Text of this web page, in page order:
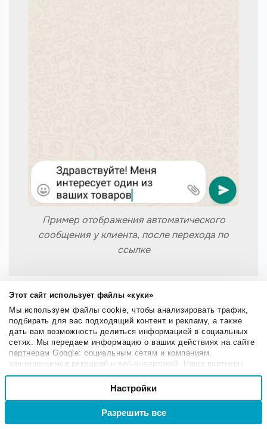
Этот сайт использует файлы «куки»
Мы используем файлы cookie, чтобы анализировать трафик,
подбирать для вас подходящий контент и рекламу, а также
дать вам возможность делиться информацией в социальных
сетях. Мы передаем информацию о ваших действиях на сайте
партнерам Google: социальным сетям и компаниям,
занимающимся рекламой и веб-аналитикой. Наши партнеры
могут комбинировать эти сведения с предоставленной вами
информацией, а также данными, которые они получили при
использовании вами их сервисов.
Выбор
Настроечные
Настройки
Разрешить все
Пример отображения автоматического
сообщения у клиента, после перехода по
ссылке
Преимущества бизнес-аккаунта
Бесплатный доступ.
Защита персональных данных при помощи
сквозного шифрования.
Отслеживание статусов сообщений —
количество отправленных, доставленных,
со статистикой: Настройки — «Инструменты для